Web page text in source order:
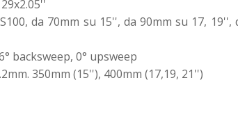
da 70mm su 15'', da 90mm su 17, 19'',
backsweep, 0° upsweep
350mm (15''), 400mm (17,19, 21'')